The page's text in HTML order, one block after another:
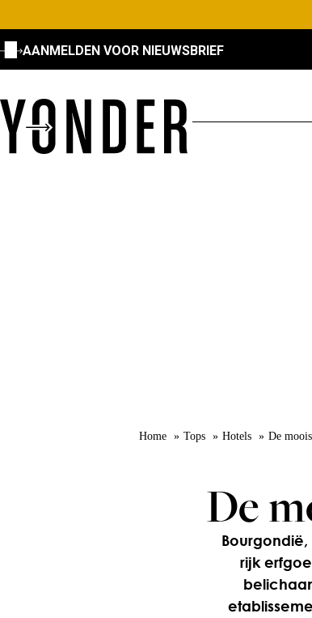
AANMELDEN VOOR NIEUWSBRIEF
Home Tops Hotels
De
De
rijk